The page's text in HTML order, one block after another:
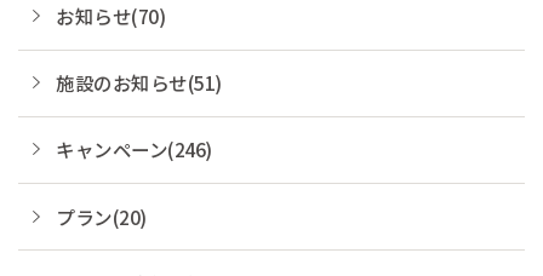
お知らせ(70)
施設のお知らせ(51)
キャンペーン(246)
プラン(20)